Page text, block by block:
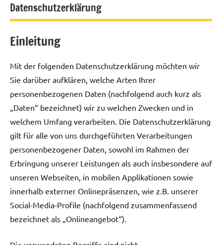
Datenschutzerklärung
Einleitung
Mit der folgenden Datenschutzerklärung möchten wir
Sie darüber aufklären, welche Arten Ihrer
personenbezogenen Daten (nachfolgend auch kurz als
„Daten“ bezeichnet) wir zu welchen Zwecken und in
welchem Umfang verarbeiten. Die Datenschutzerklärung
gilt für alle von uns durchgeführten Verarbeitungen
personenbezogener Daten, sowohl im Rahmen der
Erbringung unserer Leistungen als auch insbesondere auf
unseren Webseiten, in mobilen Applikationen sowie
innerhalb externer Onlinepräsenzen, wie z.B. unserer
Social-Media-Profile (nachfolgend zusammenfassend
bezeichnet als „Onlineangebot“).